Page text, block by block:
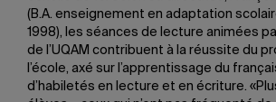
(B.A. enseignement en adaptation
1998), les séances de lecture animées
de l’UQAM contribuent à la réussite du
l’école, axé sur l’apprentissage du
d’habiletés en lecture et en écriture.